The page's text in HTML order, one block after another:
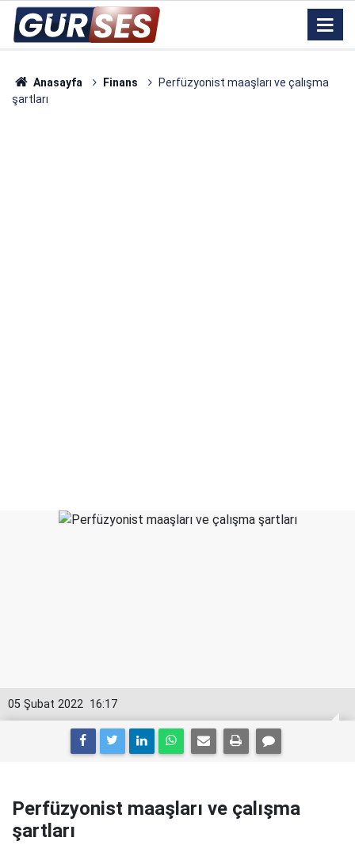
Anasayfa Finans
Perfüzyonist maaşları ve çalışma
şartları
16:17
05 Şubat 2022
Perfüzyonist maaşları ve çalışma
şartları